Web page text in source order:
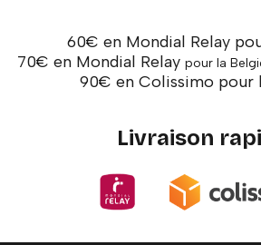
60€ en Mondial Relay
70€ en Mondial Relay pour la
90€ en Colissimo pour
Livraison